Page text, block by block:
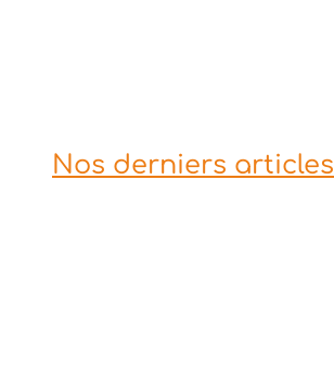
Nos derniers articles